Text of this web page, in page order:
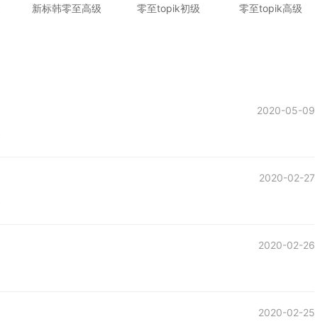
新标韩零至高级 零至topik初级 零至topik高级
2020-05-09
2020-02-27
2020-02-26
2020-02-25